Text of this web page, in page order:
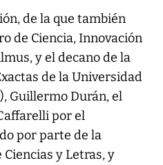
de la que también
de Ciencia, Innovación
y el decano de la
de la Universidad
Guillermo Durán, el
por el
por parte de la
y Letras, y